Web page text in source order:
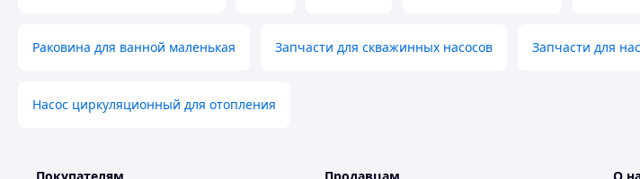
Раковина для ванной маленькая Запчасти для скважинных насосов Запчасти для
Насос циркуляционный для отопления